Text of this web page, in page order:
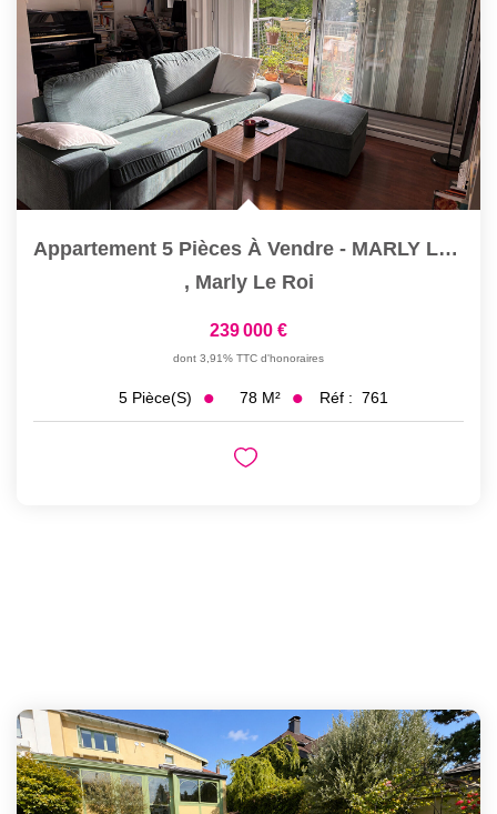
Appartement 5 Pièces À Vendre - MARLY LE ROI Centre Ville
, Marly Le Roi
239 000 €
dont 3,91% TTC d'honoraires
5 Pièce(s) 78 M² Réf : 761